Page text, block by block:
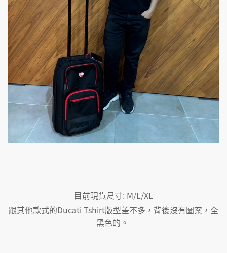
目前現貨尺寸: M/L/XL
跟其他款式的Ducati Tshirt版型差不多，背後沒有圖案，全
黑色的。